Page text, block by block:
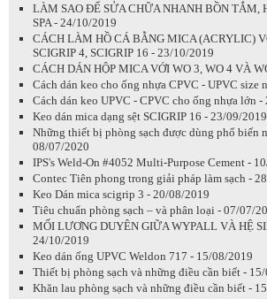
LÀM SAO ĐỂ SỬA CHỮA NHANH BỒN TẮM,
SPA - 24/10/2019
CÁCH LÀM HỒ CÁ BẰNG MICA (ACRYLIC)
SCIGRIP 4, SCIGRIP 16 - 23/10/2019
CÁCH DÁN HỘP MICA VỚI WO 3, WO 4 VÀ
Cách dán keo cho ống nhựa CPVC - UPVC size
Cách dán keo UPVC - CPVC cho ống nhựa lớn
Keo dán mica dạng sệt SCIGRIP 16 - 23/09/2019
Những thiết bị phòng sạch được dùng phổ biến
08/07/2020
IPS's Weld-On #4052 Multi-Purpose Cement -
Contec Tiên phong trong giải pháp làm sạch -
Keo Dán mica scigrip 3 - 20/08/2019
Tiêu chuẩn phòng sạch – và phân loại - 07/07/
MỐI LƯƠNG DUYÊN GIỮA WYPALL VÀ HỆ
24/10/2019
Keo dán ống UPVC Weldon 717 - 15/08/2019
Thiết bị phòng sạch và những điều cần biết -
Khăn lau phòng sạch và những điều cần biết -